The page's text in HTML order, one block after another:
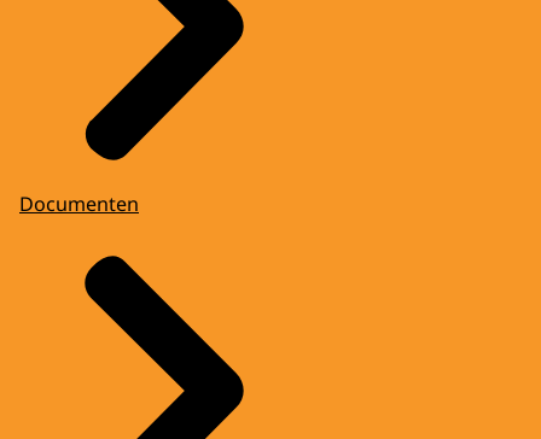
Documenten